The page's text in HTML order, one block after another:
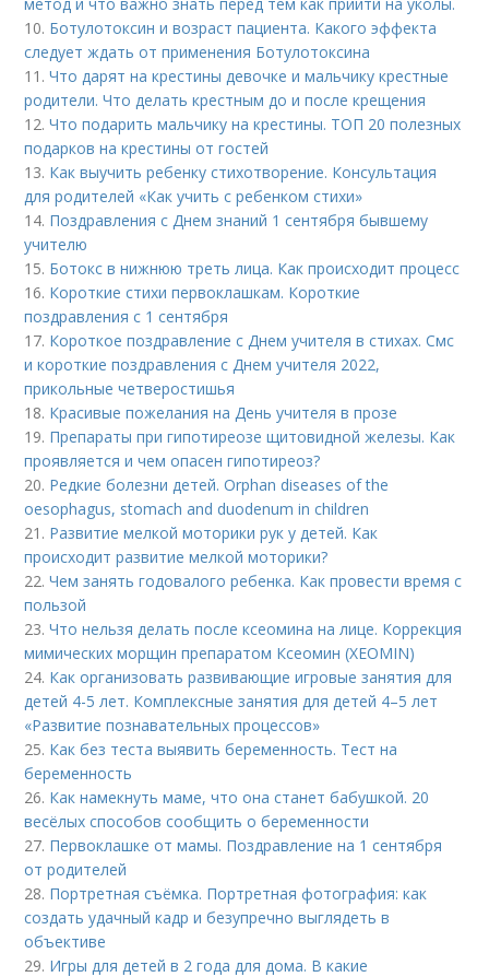
10. Ботулотоксин и возраст пациента. Какого эффекта
следует ждать от применения Ботулотоксина
11.Что дарят на крестины девочке и мальчику крестные
родители. Что делать крестным до и после крещения
12.Что подарить мальчику на крестины. ТОП 20 полезных
подарков на крестины от гостей
13. Как выучить ребенку стихотворение. Консультация
для родителей «Как учить с ребенком стихи»
14. Поздравления с Днем знаний 1 сентября бывшему
учителю
15. Ботокс в нижнюю треть лица. Как происходит процесс
16. Короткие стихи первоклашкам. Короткие
поздравления с 1 сентября
17. Короткое поздравление с Днем учителя в стихах. Смс
и короткие поздравления с Днем учителя 2022,
прикольные четверостишья
18. Красивые пожелания на День учителя в прозе
19. Препараты при гипотиреозе щитовидной железы. Как
проявляется и чем опасен гипотиреоз?
20. Редкие болезни детей. Orphan diseases of the
oesophagus, stomach and duodenum in children
21. Развитие мелкой моторики рук у детей. Как
происходит развитие мелкой моторики?
22.Чем занять годовалого ребенка. Как провести время с
пользой
23.Что нельзя делать после ксеомина на лице. Коррекция
мимических морщин препаратом Ксеомин (XEOMIN)
24. Как организовать развивающие игровые занятия для
детей 4-5 лет. Комплексные занятия для детей 4–5 лет
«Развитие познавательных процессов»
25. Как без теста выявить беременность. Тест на
беременность
26. Как намекнуть маме, что она станет бабушкой. 20
весёлых способов сообщить о беременности
27. Первоклашке от мамы. Поздравление на 1 сентября
от родителей
28. Портретная съёмка. Портретная фотография: как
создать удачный кадр и безупречно выглядеть в
объективе
29. Игры для детей в 2 года для дома. В какие